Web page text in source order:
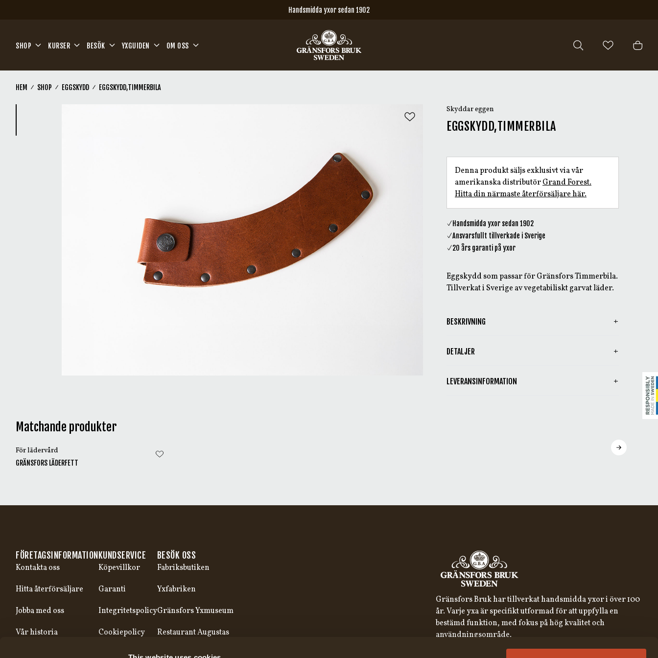
Handsmidda yxor sedan 1902
SHOP KURSER BESÖK YXGUIDEN OM OSS
HEM SHOP EGGSKYDD EGGSKYDD,TIMMERBILA
Skyddar eggen
EGGSKYDD,TIMMERBILA
Denna produkt säljs exklusivt via vår
amerikanska distributörGrand Forest.
Hitta din närmaste återförsäljare här.
Handsmidda yxor sedan 1902
Ansvarsfullt tillverkade i Sverige
20 års garanti på yxor
Eggskydd som passar för Gränsfors Timmerbila.
Tillverkat i Sverige av vegetabiliskt garvat läder.
BESKRIVNING
DETALJER
LEVERANSINFORMATION
Matchande produkter
För lädervård
GRÄNSFORS LÄDERFETT
FÖRETAGSINFORMATION
Kontakta oss
Hitta återförsäljare
Jobba med oss
Vår historia
KUNDSERVICE
Köpevillkor
Garanti
Integritetspolicy
Cookiepolicy
BESÖK OSS
Fabriksbutiken
Yxfabriken
Gränsfors Yxmuseum
Restaurant Augustas
Gränsfors Bruk har tillverkat handsmidda yxor i över 100
år. Varje yxa är specifikt utformad för att uppfylla en
bestämd funktion, med fokus på hög kvalitet och
användningsområde.
ANMÄL DIG TILL VÅRT NYHETSBREV